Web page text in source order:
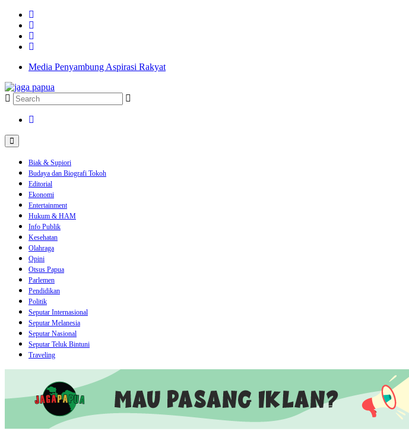
Media Penyambung Aspirasi Rakyat
Biak & Supiori
Budaya dan Biografi Tokoh
Editorial
Ekonomi
Entertainment
Hukum & HAM
Info Publik
Kesehatan
Olahraga
Opini
Otsus Papua
Parlemen
Pendidikan
Politik
Seputar Internasional
Seputar Melanesia
Seputar Nasional
Seputar Teluk Bintuni
Traveling